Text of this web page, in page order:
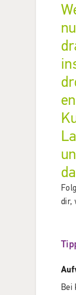
dir,
Bei